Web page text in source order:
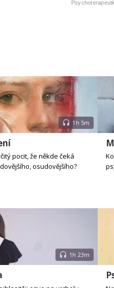
1h 5m
pocit, že někde čeká
osudovějšího?
1h 23m